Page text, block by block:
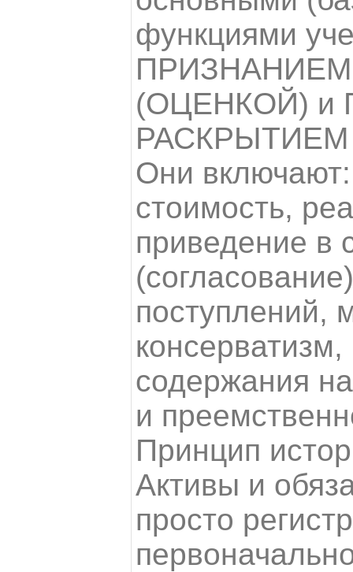
функциями
(ОЦЕНКОЙ)
Они
стоимость,
приведение в
поступлений,
содержания
и
Принцип
Активы и
просто